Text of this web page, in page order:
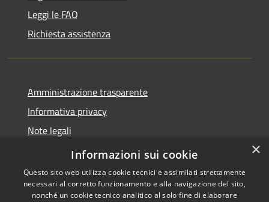
Leggi le FAQ
Richiesta assistenza
Amministrazione trasparente
Informativa privacy
Note legali
Dichiarazione di accessibilità
×
Informazioni sui cookie
Questo sito web utilizza cookie tecnici e assimilati strettamente
necessari al corretto funzionamento e alla navigazione del sito,
nonché un cookie tecnico analitico al solo fine di elaborare